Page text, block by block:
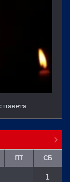
павета
ПТ СБ
1